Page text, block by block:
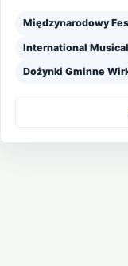
Międzynarodowy
International
Dożynki Gminne